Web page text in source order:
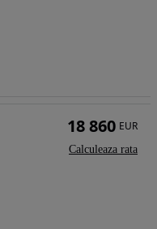
18 860 EUR
Calculeaza rata